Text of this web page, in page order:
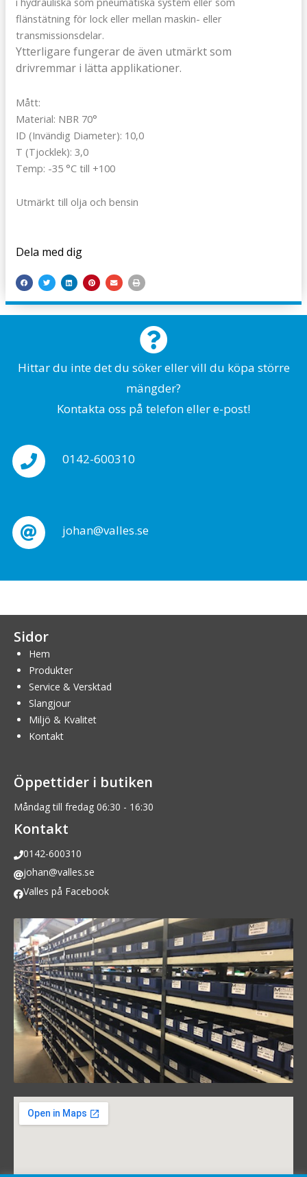
flänstätning för lock eller mellan maskin- eller
transmissionsdelar.
Ytterligare fungerar de även utmärkt som
drivremmar i lätta applikationer.
Mått:
Material: NBR 70°
ID (Invändig Diameter): 10,0
T (Tjocklek): 3,0
Temp: -35 °C till +100
Utmärkt till olja och bensin
Dela med dig
Hittar du inte det du söker eller vill du köpa större
mängder?
Kontakta oss på telefon eller e-post!
0142-600310
johan@valles.se
Sidor
Hem
Produkter
Service & Versktad
Slangjour
Miljö & Kvalitet
Kontakt
Öppettider i butiken
Måndag till fredag 06:30 - 16:30
Kontakt
0142-600310
johan@valles.se
Valles på Facebook